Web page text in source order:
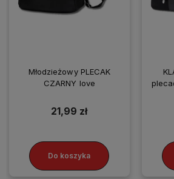
Młodzieżowy PLECAK
CZARNY love
21,99 zł
Do koszyka